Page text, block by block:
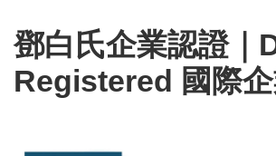
鄧白氏企業認證｜
Registered 國際